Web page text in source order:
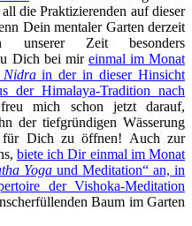
die Praktizierenden auf dieser
Dein mentaler Garten derzeit
unserer Zeit besonders
Dich bei mir einmal im Monat
Nidrain der in dieser Hinsicht
der Himalaya-Tradition nach
mich schon jetzt darauf,
der tiefgründigen Wässerung
für Dich zu öffnen! Auch zur
biete ich Dir einmal im Monat
Yoga und Meditation“ an, in
der Vishoka-Meditation
Baum im Garten